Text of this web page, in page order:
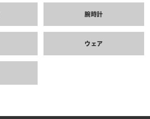
腕時計
ウェア